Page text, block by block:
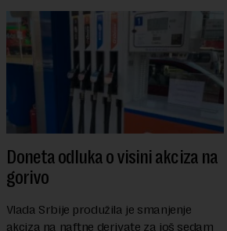
Doneta odluka o visini akciza na
gorivo
Vlada Srbije produžila je smanjenje
akciza na naftne derivate za još sedam